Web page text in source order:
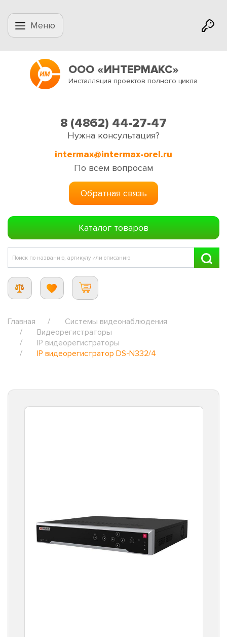
Меню
ООО «ИНТЕРМАКС»
Инсталляция проектов полного цикла
8 (4862) 44-27-47
Нужна консультация?
intermax@intermax-orel.ru
По всем вопросам
Обратная связь
Каталог товаров
Главная
Системы видеонаблюдения
Видеорегистраторы
IP видеорегистраторы
IP видеорегистратор DS-N332/4